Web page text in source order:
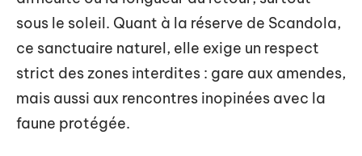
sous le soleil. Quant à la réserve de Scandola,
ce sanctuaire naturel, elle exige un respect
strict des zones interdites : gare aux amendes,
mais aussi aux rencontres inopinées avec la
faune protégée.